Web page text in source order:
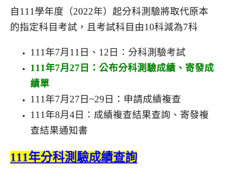
自111學年度（2022年）起分科測驗將取代原本
的指定科目考試，且考試科目由10科減為7科
111年7月11日、12日：分科測驗考試
111年7月27日：公布分科測驗成績、寄發成
績單
111年7月27日~29日：申請成績複查
111年8月4日：成績複查結果查詢、寄發複
查結果通知書
111年分科測驗成績查詢